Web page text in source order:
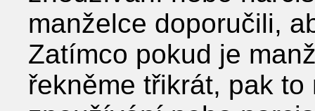
manželce doporučili,
Zatímco pokud je
řekněme třikrát, pak